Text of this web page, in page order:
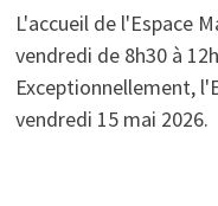
L'accueil de l'Espace
vendredi de 8h30 à
Exceptionnellement,
vendredi 15 mai 2026.